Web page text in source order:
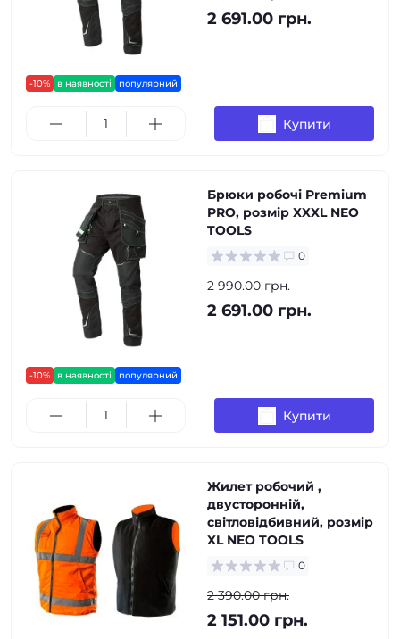
-10% в наявності популярний
2 691.00 грн.
Купити
-10% в наявності популярний
Брюки робочі Premium
PRO, розмір XXXL NEO
TOOLS
0
2 990.00 грн.
2 691.00 грн.
Купити
Жилет робочий ,
двусторонній,
світловідбивний, розмір
XL NEO TOOLS
0
2 390.00 грн.
2 151.00 грн.